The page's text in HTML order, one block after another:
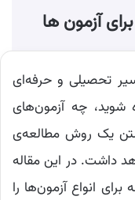
آزمون ها
تحصیلی و حرفه‌ای
شوید، چه آزمون‌های
یک روش مطالعه‌ی
داشت. در این مقاله
انواع آزمون‌ها را